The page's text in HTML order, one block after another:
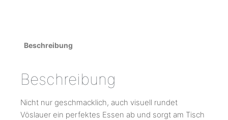
Beschreibung
Beschreibung
Nicht nur geschmacklich, auch visuell rundet
Vöslauer ein perfektes Essen ab und sorgt am Tisch